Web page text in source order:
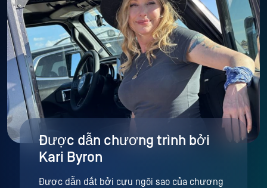
Được dẫn chương trình bởi
Kari Byron
Được dẫn dắt bởi cựu ngôi sao của chương